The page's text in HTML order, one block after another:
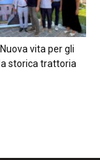
vita per gli
storica trattoria